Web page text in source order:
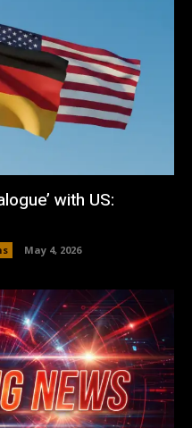
with US:
May 4, 2026